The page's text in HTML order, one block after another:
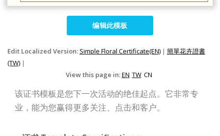
编辑此模板
Edit Localized Version: Simple Floral Certificate(EN) | 簡單花卉證書
(TW) |
View this page in:EN TW CN
该证书模板是您下一次活动的绝佳起点。它非常专
业，能为您赢得更多关注、点击和客户。